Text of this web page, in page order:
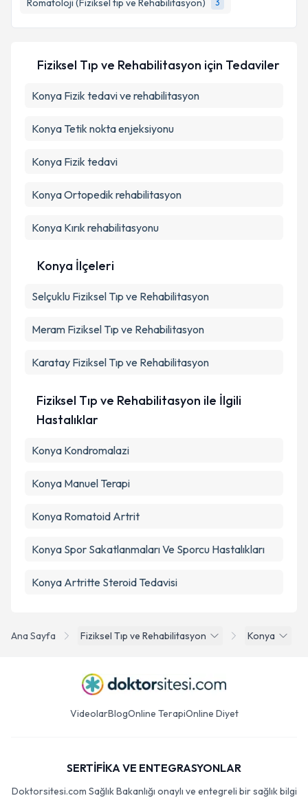
Romatoloji (Fiziksel tıp ve Rehabilitasyon)
3
Metni'ni okudum ve kişisel verilerimin belirtilen
kapsamda işlenmesini kabul ediyorum.
Ana Sayfa Fiziksel Tıp ve Rehabilitasyon Konya
Fiziksel Tıp ve Rehabilitasyon için Tedaviler
Konya Fizik tedavi ve rehabilitasyon
Konya Tetik nokta enjeksiyonu
Konya Fizik tedavi
Konya Ortopedik rehabilitasyon
Konya Kırık rehabilitasyonu
Konya İlçeleri
Selçuklu Fiziksel Tıp ve Rehabilitasyon
Meram Fiziksel Tıp ve Rehabilitasyon
Karatay Fiziksel Tıp ve Rehabilitasyon
Fiziksel Tıp ve Rehabilitasyon ile İlgili
Hastalıklar
Konya Kondromalazi
Konya Manuel Terapi
Konya Romatoid Artrit
Konya Spor Sakatlanmaları Ve Sporcu Hastalıkları
Konya Artritte Steroid Tedavisi
VideolarBlogOnline TerapiOnline Diyet
SERTİFİKA VE ENTEGRASYONLAR
Doktorsitesi.com Sağlık Bakanlığı onaylı ve entegreli bir sağlık bilgi